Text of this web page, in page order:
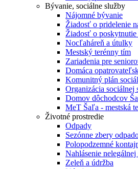
Bývanie, sociálne služby
Nájomné bývanie
Žiadosť o pridelenie
Žiadosť o
Nocľaháreň a útulky
Mestský terénny tím
Zariadenia pre
Domáca
Komunitný plán
Organizácia sociálnej
Domov dôchodcov
MeT Šaľa - mestská
Životné prostredie
Odpady
Sezónne zbery
Polopodzemné
Nahlásenie
Zeleň a údržba